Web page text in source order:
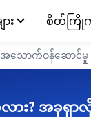
း စိတ်ကြိုက်
အသောက်ဝန်ဆောင်မှု
ား? အခုရှာ